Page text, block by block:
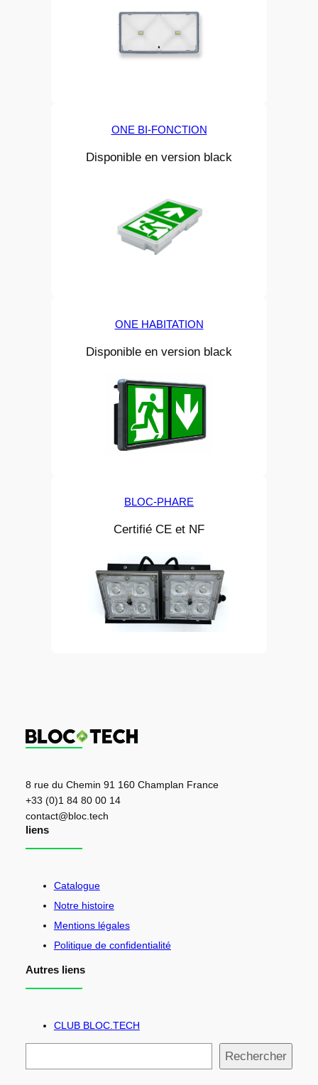
ONE BI-FONCTION
Disponible en version black
ONE HABITATION
Disponible en version black
BLOC-PHARE
Certifié CE et NF
8 rue du Chemin 91 160 Champlan France
+33 (0)1 84 80 00 14
contact@bloc.tech
liens
Catalogue
Notre histoire
Mentions légales
Politique de confidentialité
Autres liens
CLUB BLOC.TECH
e
Rechercher